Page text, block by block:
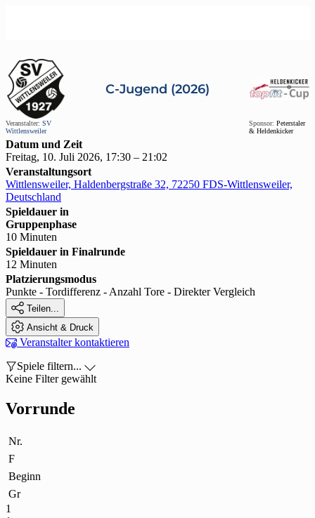
Veranstalter: SV
Wittlensweiler
C-Jugend (2026)
Sponsor: Peterstaler
& Heldenkicker
Datum und Zeit
Freitag, 10. Juli 2026, 17:30 – 21:02
Veranstaltungsort
Wittlensweiler, Haldenbergstraße 32, 72250 FDS-Wittlensweiler,
Deutschland
Spieldauer in
Gruppenphase
10 Minuten
Spieldauer in Finalrunde
12 Minuten
Platzierungsmodus
Punkte - Tordifferenz - Anzahl Tore - Direkter Vergleich
 Teilen...
 Ansicht & Druck
 Veranstalter kontaktieren
Spiele filtern... 
Keine Filter gewählt
Vorrunde
Nr.
F
Beginn
Gr
1